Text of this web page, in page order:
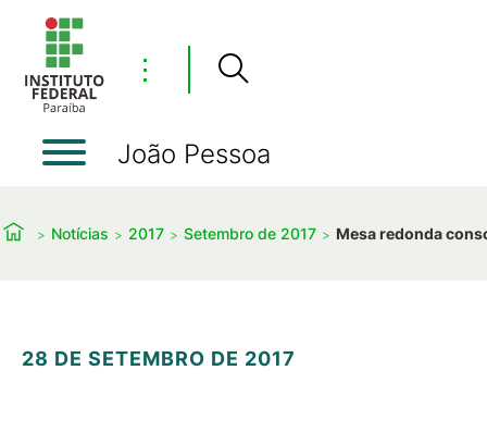
⋮
João Pessoa
Notícias 2017 Setembro de 2017 Mesa redonda
28 DE SETEMBRO DE 2017